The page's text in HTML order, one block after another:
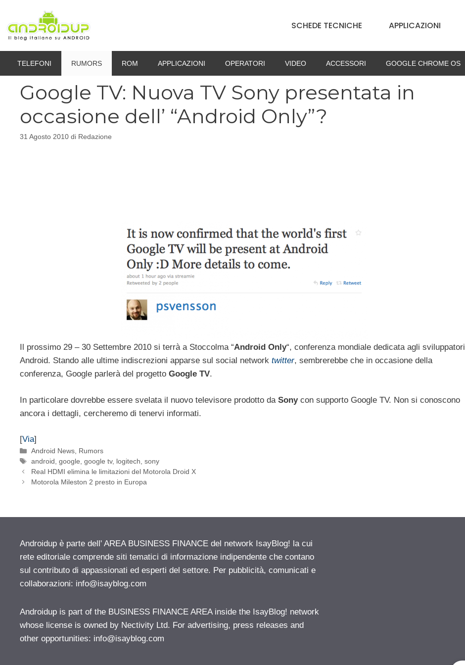
contenuto
SCHEDE TECNICHE APPLICAZIONI
TELEFONI RUMORS ROM APPLICAZIONI OPERATORI VIDEO ACCESSORI GOOGLE CHROME OS
Google TV: Nuova TV Sony presentata in
occasione dell’ “Android Only”?
31 Agosto 2010 di Redazione
Il prossimo 29 – 30 Settembre 2010 si terrà a Stoccolma “Android Only“, conferenza mondiale dedicata agli sviluppatori
Android. Stando alle ultime indiscrezioni apparse sul social network twitter, sembrerebbe che in occasione della
conferenza, Google parlerà del progetto Google TV.
In particolare dovrebbe essere svelata il nuovo televisore prodotto da Sonycon supporto Google TV. Non si conoscono
ancora i dettagli, cercheremo di tenervi informati.
[Via]
Categorie
Android News, Rumors
Tag
android,google,google tv, logitech,sony
Real HDMI elimina le limitazioni del Motorola Droid X
Motorola Mileston 2 presto in Europa
Androidup è parte dell' AREA BUSINESS FINANCE del network IsayBlog! la cui
rete editoriale comprende siti tematici di informazione indipendente che contano
sul contributo di appassionati ed esperti del settore. Per pubblicità, comunicati e
collaborazioni: info@isayblog.com
Androidup is part of the BUSINESS FINANCE AREA inside the IsayBlog! network
whose license is owned by Nectivity Ltd. For advertising, press releases and
other opportunities: info@isayblog.com